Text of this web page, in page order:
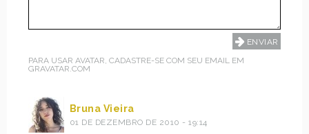
PARA USAR AVATAR, CADASTRE-SE COM SEU EMAIL EM
GRAVATAR.COM
Bruna Vieira
01 DE DEZEMBRO DE 2010 - 19:14